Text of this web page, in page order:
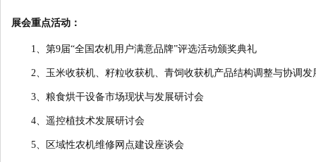
展会重点活动：
1、第9届“全国农机用户满意品牌”评选活动颁奖典礼
2、玉米收获机、籽粒收获机、青饲收获机产品结构调整与协调发
3、粮食烘干设备市场现状与发展研讨会
4、遥控植技术发展研讨会
5、区域性农机维修网点建设座谈会